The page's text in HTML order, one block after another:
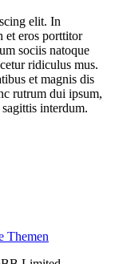
elit. In
et eros porttitor
sociis natoque
ridiculus mus.
et magnis dis
rutrum dui ipsum,
interdum.
Themen